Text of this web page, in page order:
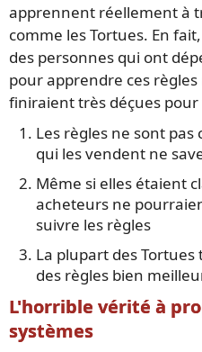
apprennent réellement à
comme les Tortues. En
des personnes qui ont
pour apprendre ces
finiraient très déçues pour
Les règles ne sont pas
qui les vendent ne
Même si elles étaient
acheteurs ne
suivre les règles
La plupart des
des règles bien
L'horrible vérité à
systèmes